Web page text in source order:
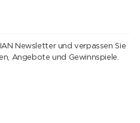
Newsletter und verpassen Sie
Angebote und Gewinnspiele.